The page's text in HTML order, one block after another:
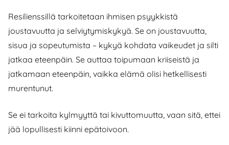
Resilienssillä tarkoitetaan ihmisen psyykkistä
joustavuutta ja selviytymiskykyä. Se on joustavuutta,
sisua ja sopeutumista – kykyä kohdata vaikeudet ja silti
jatkaa eteenpäin. Se auttaa toipumaan kriiseistä ja
jatkamaan eteenpäin, vaikka elämä olisi hetkellisesti
murentunut.
Se ei tarkoita kylmyyttä tai kivuttomuutta, vaan sitä, ettei
jää lopullisesti kiinni epätoivoon.